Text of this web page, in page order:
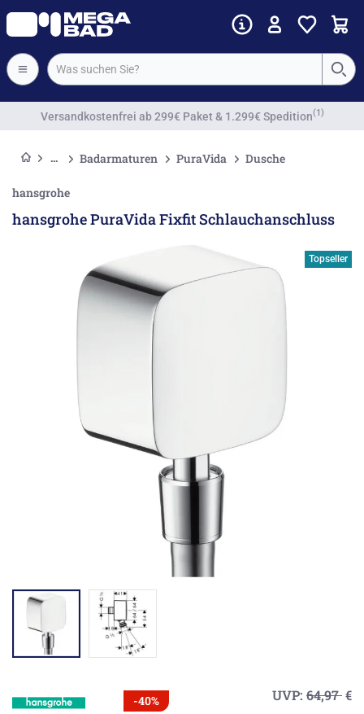
Vorkassenrabatt
Badarmaturen PuraVida Dusche
hansgrohe
hansgrohe PuraVida Fixfit Schlauchanschluss
Topseller
-40% UVP: 64,97€